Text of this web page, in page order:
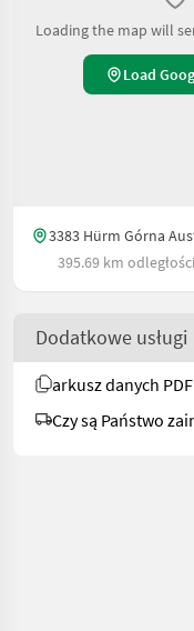
Loading the map will
Load
3383 Hürm Górna
395.69 km odległości
Dodatkowe usługi
arkusz danych PDF
Czy są Państwo